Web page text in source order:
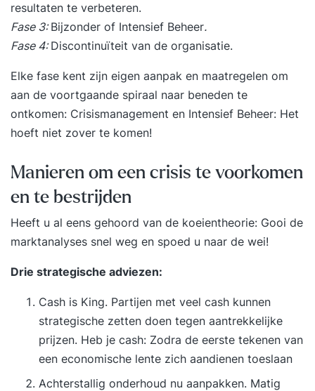
ondermeer in het formuleren van krachtige,
overtuigende kernboodschappen en u wordt
stevig aan de tand gevoeld over kwesties waarin
gefilmd en geinterviewd. Uw mediaoptredens
worden grondig geanalyseerd en van feedback
voorzien. Door intensief te oefenen is de ervaring
dat u al na een dag regie krijgt over uw
resultaten te verbeteren.
Fase 3:Bijzonder of Intensief Beheer.
Fase 4:Discontinuïteit van de organisatie.
Elke fase kent zijn eigen aanpak en maatregelen om
aan de voortgaande spiraal naar beneden te
ontkomen: Crisismanagement en Intensief Beheer: Het
hoeft niet zover te komen!
Manieren om een crisis te voorkomen
en te bestrijden
Heeft u al eens gehoord van de koeientheorie: Gooi de
marktanalyses snel weg en spoed u naar de wei!
Drie strategische adviezen:
Cash is King. Partijen met veel cash kunnen
strategische zetten doen tegen aantrekkelijke
prijzen. Heb je cash: Zodra de eerste tekenen van
een economische lente zich aandienen toeslaan
Achterstallig onderhoud nu aanpakken. Matig